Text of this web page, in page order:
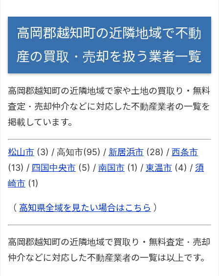
高岡郡越知町の近隣地域で不動
産の買取・売却を扱う業者一覧
高岡郡越知町の近隣地域で家や土地の買取り・無料
査定・売却仲介などに対応した不動産業者の一覧を
掲載しています。
松山市 (3) / 高知市(95) / 新居浜市 (28) / 西条市
(13) / 四国中央市 (5) / 南国市 (1) / 東温市 (4) / 須
崎市 (1)
（ 高知県全域を見たい場合はこちら ）
高岡郡越知町の近隣地域で買取り・無料査定・売却
仲介などに対応した不動産業者の一覧は以上です。